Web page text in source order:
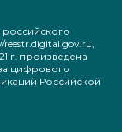
г. произведена
цифрового
Российской